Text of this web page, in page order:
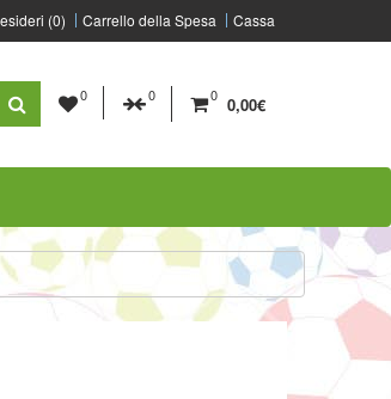
(0) Carrello della Spesa Cassa
0 0 0 0,00€